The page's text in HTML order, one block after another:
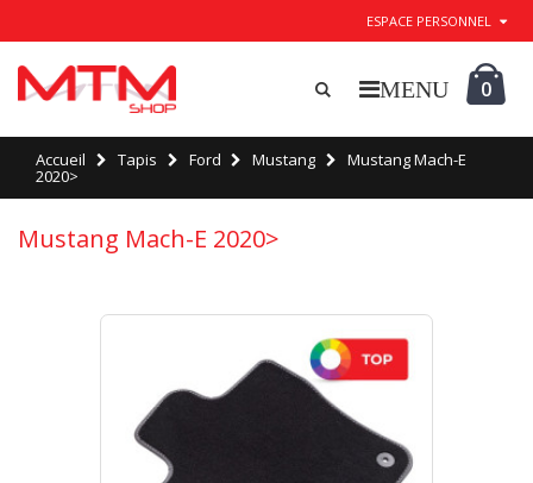
ESPACE PERSONNEL
0
Accueil Tapis Ford Mustang Mustang Mach-E
2020>
Mustang Mach-E 2020>